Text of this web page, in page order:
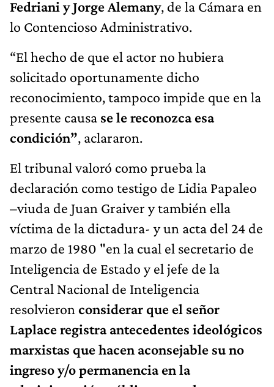
Fedriani y Jorge Alemany, de la Cámara en
lo Contencioso Administrativo.
“El hecho de que el actor no hubiera
solicitado oportunamente dicho
reconocimiento, tampoco impide que en la
presente causa se le reconozca esa
condición”, aclararon.
El tribunal valoró como prueba la
declaración como testigo de Lidia Papaleo
–viuda de Juan Graiver y también ella
víctima de la dictadura- y un acta del 24 de
marzo de 1980 "en la cual el secretario de
Inteligencia de Estado y el jefe de la
Central Nacional de Inteligencia
resolvieron considerar que el señor
Laplace registra antecedentes ideológicos
marxistas que hacen aconsejable su no
ingreso y/o permanencia en la